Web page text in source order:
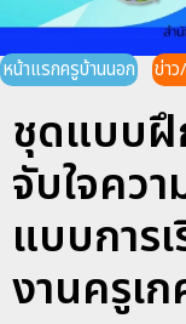
หน้าแรกครูบ้านนอก ข่า
ชุดแบบฝึ
จับใจคว
แบบการ
งานครูเ